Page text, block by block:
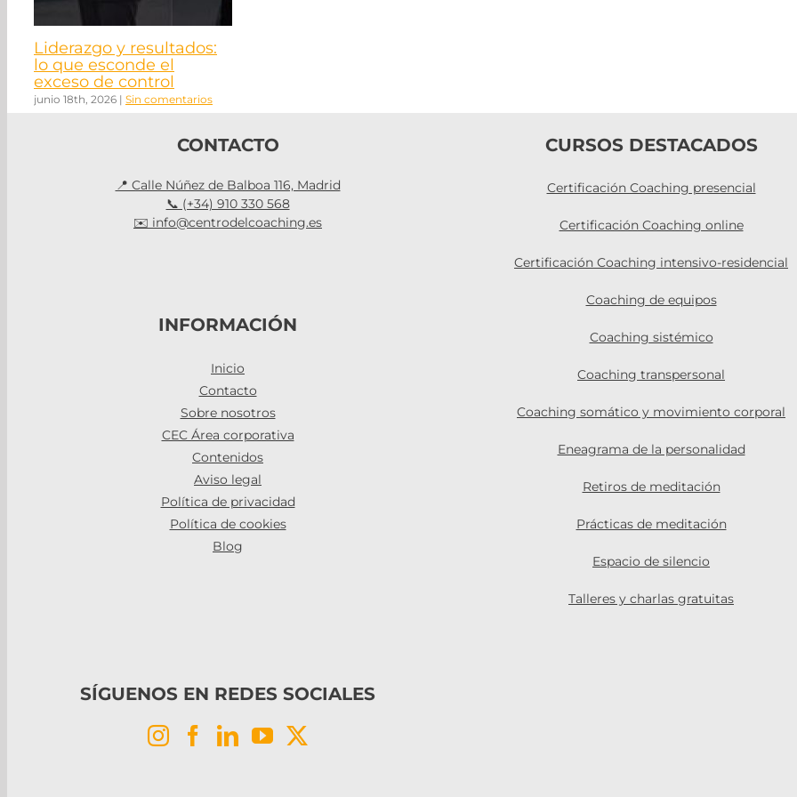
Liderazgo y resultados:
lo que esconde el
exceso de control
junio 18th, 2026 | Sin comentarios
CONTACTO
📍 Calle Núñez de Balboa 116, Madrid
📞 (+34) 910 330 568
✉️ info@centrodelcoaching.es
INFORMACIÓN
Inicio
Contacto
Sobre nosotros
CEC Área corporativa
Contenidos
Aviso legal
Política de privacidad
Política de cookies
Blog
CURSOS DESTACADOS
Certificación Coaching presencial
Certificación Coaching online
Certificación Coaching intensivo-residencial
Coaching de equipos
Coaching sistémico
Coaching transpersonal
Coaching somático y movimiento corporal
Eneagrama de la personalidad
Retiros de meditación
Prácticas de meditación
Espacio de silencio
Talleres y charlas gratuitas
SÍGUENOS EN REDES SOCIALES